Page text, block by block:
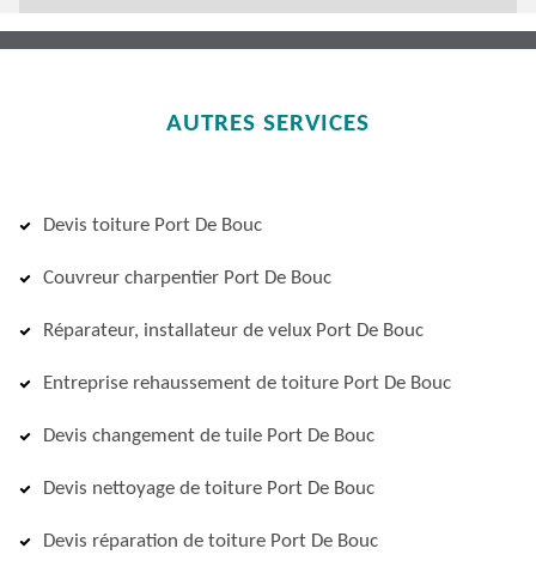
AUTRES SERVICES
Devis toiture Port De Bouc
Couvreur charpentier Port De Bouc
Réparateur, installateur de velux Port De Bouc
Entreprise rehaussement de toiture Port De Bouc
Devis changement de tuile Port De Bouc
Devis nettoyage de toiture Port De Bouc
Devis réparation de toiture Port De Bouc